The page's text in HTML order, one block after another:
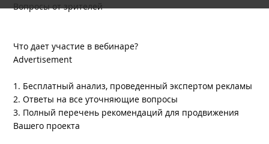
Вопросы от зрителей
Что дает участие в вебинаре?
Advertisement
1. Бесплатный анализ, проведенный экспертом рекламы
2. Ответы на все уточняющие вопросы
3. Полный перечень рекомендаций для продвижения
Вашего проекта